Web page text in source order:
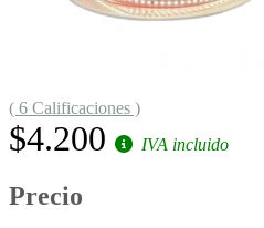
( 6 Calificaciones )
$4.200 IVA incluido
Precio